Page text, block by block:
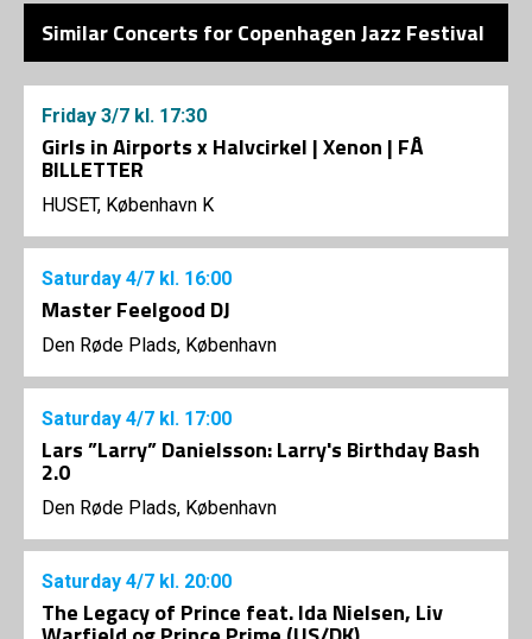
Similar Concerts for Copenhagen Jazz Festival
Friday 3/7 kl. 17:30
Girls in Airports x Halvcirkel | Xenon | FÅ
BILLETTER
HUSET, København K
Saturday 4/7 kl. 16:00
Master Feelgood DJ
Den Røde Plads, København
Saturday 4/7 kl. 17:00
Lars ”Larry” Danielsson: Larry's Birthday Bash
2.0
Den Røde Plads, København
Saturday 4/7 kl. 20:00
The Legacy of Prince feat. Ida Nielsen, Liv